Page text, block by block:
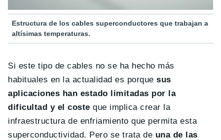
Estructura de los cables superconductores que trabajan a
altísimas temperaturas.
Si este tipo de cables no se ha hecho más
habituales en la actualidad es porquesus
aplicaciones han estado limitadas por la
dificultad y el coste que implica crear la
infraestructura de enfriamiento que permita esta
superconductividad. Pero se trata de una de las